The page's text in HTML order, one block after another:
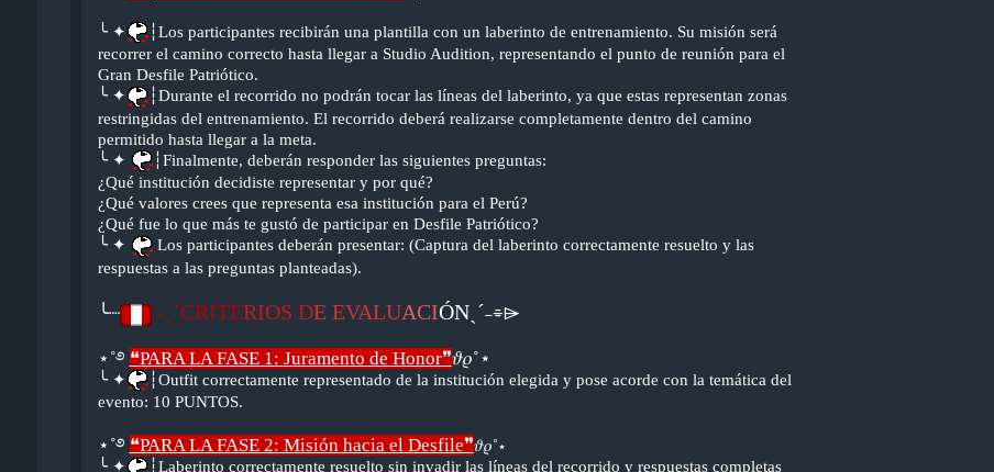
╰ ✦ ┆ Los participantes recibirán una plantilla con un laberinto de entrenamiento. Su misión será
recorrer el camino correcto hasta llegar a Studio Audition, representando el punto de reunión para el
Gran Desfile Patriótico.
╰ ✦
┆ Durante el recorrido no podrán tocar las líneas del laberinto, ya que estas representan zonas
restringidas del entrenamiento. El recorrido deberá realizarse completamente dentro del camino
permitido hasta llegar a la meta.
╰ ✦
┆ Finalmente, deberán responder las siguientes preguntas:
¿Qué institución decidiste representar y por qué?
¿Qué valores crees que representa esa institución para el Perú?
¿Qué fue lo que más te gustó de participar en Desfile Patriótico?
╰ ✦
Los participantes deberán presentar: (Captura del laberinto correctamente resuelto y las
respuestas a las preguntas planteadas).
╰┈ ˗ˏˋCRITERIOS DE EVALUACIÓNˎˊ˗⌯⌲
⋆˚࿔ ❝PARA LA FASE 1: Juramento de Honor❞𝜗𝜚˚⋆
╰ ✦ ┆ Outfit correctamente representado de la institución elegida y pose acorde con la temática del
evento: 10 PUNTOS.
⋆˚࿔ ❝PARA LA FASE 2: Misión hacia el Desfile❞𝜗𝜚˚⋆
╰ ✦
┆ Laberinto correctamente resuelto sin invadir las líneas del recorrido y respuestas completas